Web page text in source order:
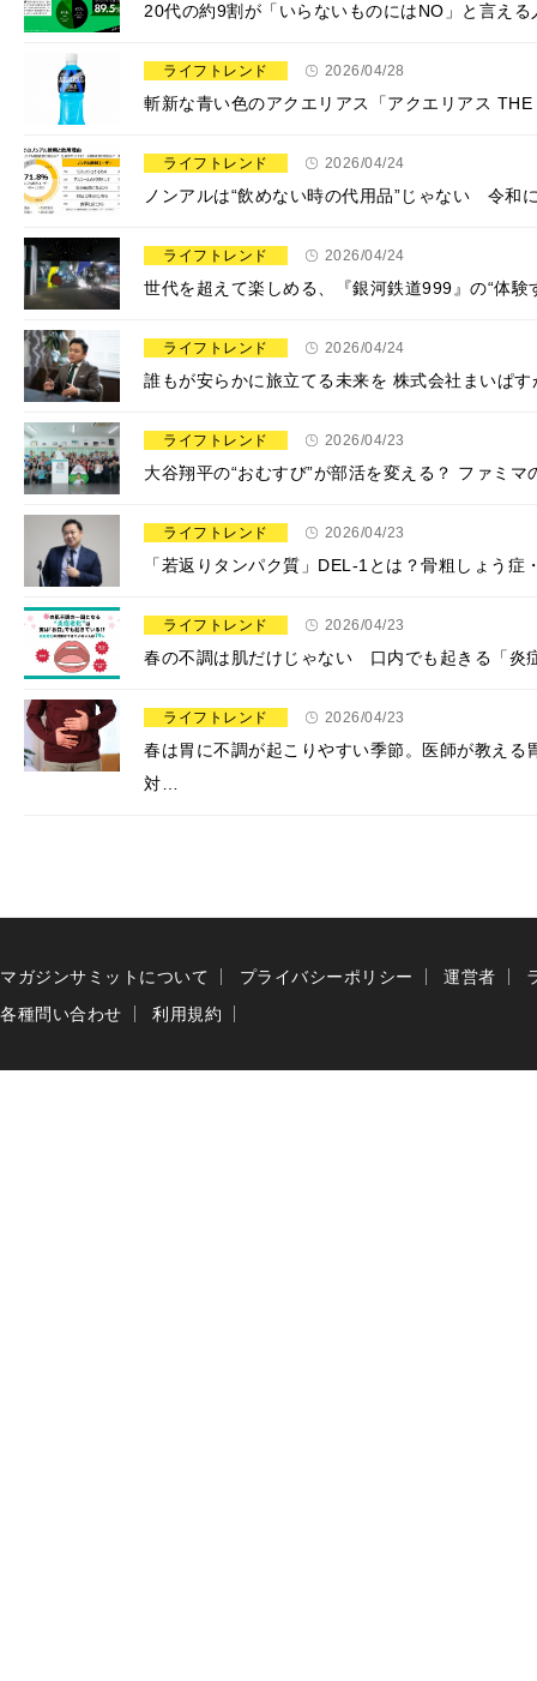
20代の約9割が「いらないものにはNO」と言
ライフトレンド 2026/04/28
斬新な青い色のアクエリアス「アクエリアス
ライフトレンド 2026/04/24
ノンアルは“飲めない時の代用品”じゃない 令和
ライフトレンド 2026/04/24
世代を超えて楽しめる、『銀河鉄道999』の“体
ライフトレンド 2026/04/24
誰もが安らかに旅立てる未来を​ ​​株式会社まいぱ
ライフトレンド 2026/04/23
大谷翔平の“おむすび”が部活を変える？ ファミ
ライフトレンド 2026/04/23
「若返りタンパク質」DEL-1とは？骨粗しょう症
ライフトレンド 2026/04/23
春の不調は肌だけじゃない 口内でも起きる「炎
ライフトレンド 2026/04/23
春は胃に不調が起こりやすい季節。医師が教え
対…
マガジンサミットについて プライバシーポリシー 運営者
各種問い合わせ
利用規約